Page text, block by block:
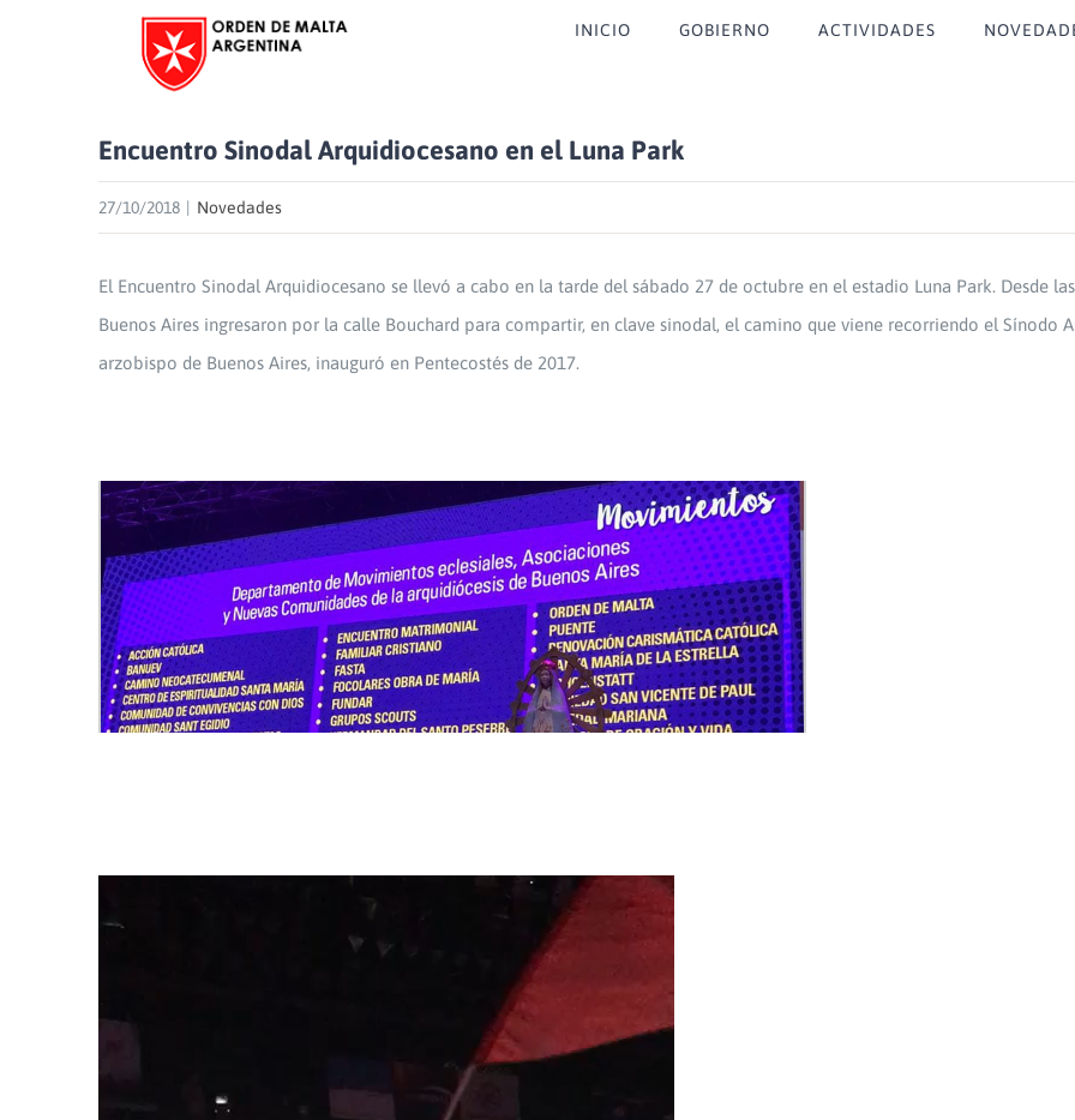
INICIO GOBIERNO ACTIVIDADES
Encuentro Sinodal Arquidiocesano en el Luna Park
27/10/2018 Novedades
El Encuentro Sinodal Arquidiocesano se llevó a cabo en la tarde del sábado 27 de octubre en el estadio Luna Park. Desde
Buenos Aires ingresaron por la calle Bouchard para compartir, en clave sinodal, el camino que viene recorriendo el Sínodo
arzobispo de Buenos Aires, inauguró en Pentecostés de 2017.
de